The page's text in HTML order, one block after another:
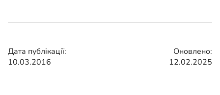
Дата публікації:
10.03.2016
Оновлено:
12.02.2025